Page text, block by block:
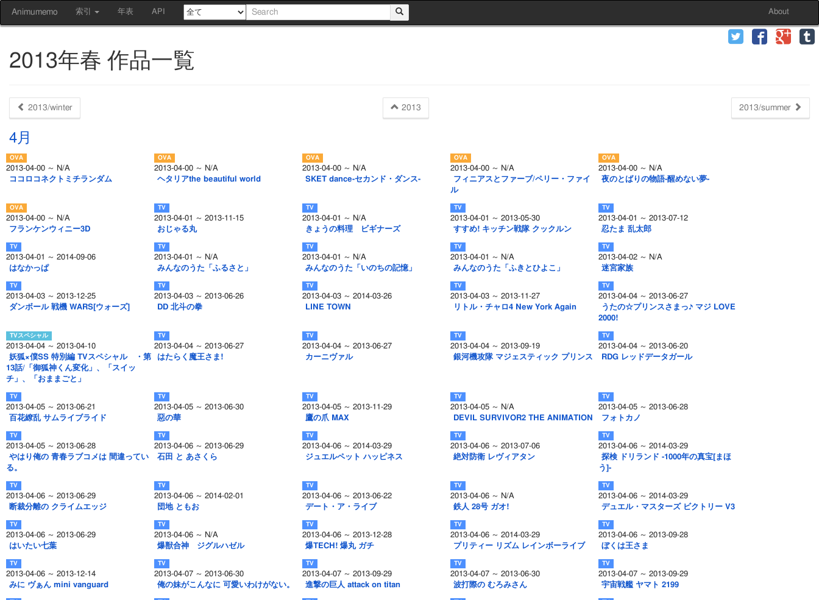
Animumemo 索引 年表 API About
2013年春 作品一覧
2013/winter 2013 2013/summer
4月
2013-04-00 ～ N/A
ココロコネクトミチランダム
2013-04-00 ～ N/A
ヘタリアthe beautiful world
2013-04-00 ～ N/A
SKET dance-セカンド・ダンス-
2013-04-00 ～ N/A
フィニアスとファーブ/ペリー・ファイ
ル
2013-04-00 ～ N/A
夜のとばりの物語-醒めない夢-
2013-04-00 ～ N/A
フランケンウィニー3D
2013-04-01 ～ 2013-11-15
おじゃる丸
2013-04-01 ～ N/A
きょうの料理 ビギナーズ
2013-04-01 ～ 2013-05-30
すすめ! キッチン戦隊 クックルン
2013-04-01 ～ 2013-07-12
忍たま 乱太郎
2013-04-01 ～ 2014-09-06
はなかっぱ
2013-04-01 ～ N/A
みんなのうた「ふるさと」
2013-04-01 ～ N/A
みんなのうた「いのちの記憶」
2013-04-01 ～ N/A
みんなのうた「ふきとひよこ」
2013-04-02 ～ N/A
迷宮家族
2013-04-03 ～ 2013-12-25
ダンボール 戦機 WARS[ウォーズ]
2013-04-03 ～ 2013-06-26
DD 北斗の拳
2013-04-03 ～ 2014-03-26
LINE TOWN
2013-04-03 ～ 2013-11-27
リトル・チャロ4 New York Again
2013-04-04 ～ 2013-06-27
うたの☆プリンスさまっ♪ マジ LOVE
2000!
2013-04-04 ～ 2013-04-10
妖狐×僕SS 特別編 TVスペシャル ・第
13話/「御狐神くん変化」、「スイッ
チ」、「おままごと」
2013-04-04 ～ 2013-06-27
はたらく魔王さま!
2013-04-04 ～ 2013-06-27
カーニヴァル
2013-04-04 ～ 2013-09-19
銀河機攻隊 マジェスティック プリンス
2013-04-04 ～ 2013-06-20
RDG レッドデータガール
2013-04-05 ～ 2013-06-21
百花繚乱 サムライブライド
2013-04-05 ～ 2013-06-30
惡の華
2013-04-05 ～ 2013-11-29
鷹の爪 MAX
2013-04-05 ～ N/A
DEVIL SURVIVOR2 THE ANIMATION
2013-04-05 ～ 2013-06-28
フォトカノ
2013-04-05 ～ 2013-06-28
やはり俺の 青春ラブコメは 間違ってい
る。
2013-04-06 ～ 2013-06-29
石田 と あさくら
2013-04-06 ～ 2014-03-29
ジュエルペット ハッピネス
2013-04-06 ～ 2013-07-06
絶対防衛 レヴィアタン
2013-04-06 ～ 2014-03-29
探検 ドリランド -1000年の真宝[まほ
う]-
2013-04-06 ～ 2013-06-29
断裁分離の クライムエッジ
2013-04-06 ～ 2014-02-01
団地 ともお
2013-04-06 ～ 2013-06-22
デート・ア・ライブ
2013-04-06 ～ N/A
鉄人 28号 ガオ!
2013-04-06 ～ 2014-03-29
デュエル・マスターズ ビクトリー V3
2013-04-06 ～ 2013-06-29
はいたい七葉
2013-04-06 ～ N/A
爆獣合神 ジグルハゼル
2013-04-06 ～ 2013-12-28
爆TECH! 爆丸 ガチ
2013-04-06 ～ 2014-03-29
プリティー リズム レインボーライブ
2013-04-06 ～ 2013-09-28
ぼくは王さま
2013-04-06 ～ 2013-12-14
みに ヴぁん mini vanguard
2013-04-07 ～ 2013-06-30
俺の妹がこんなに 可愛いわけがない。
2013-04-07 ～ 2013-09-29
進撃の巨人 attack on titan
2013-04-07 ～ 2013-06-30
波打際の むろみさん
2013-04-07 ～ 2013-09-29
宇宙戦艦 ヤマト 2199